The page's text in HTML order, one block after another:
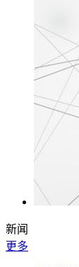
新闻
更多